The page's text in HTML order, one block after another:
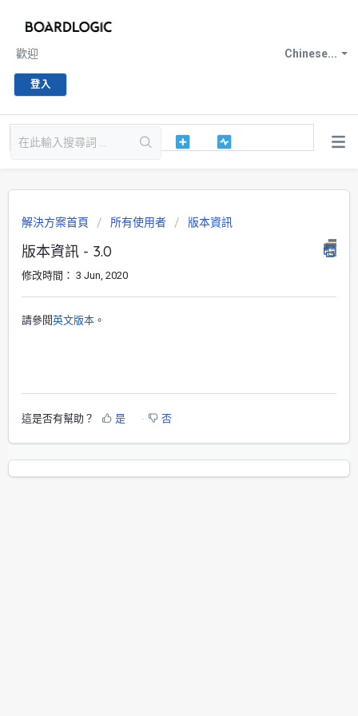
Chinese...
歡迎
登入
解決方案首頁 所有使用者 版本資訊
版本資訊 - 3.0
修改時間： 3 Jun, 2020
請參閱英文版本 。
這是否有幫助？ 是 否